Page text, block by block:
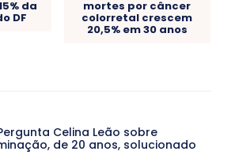
da
DF
mortes por câncer
colorretal crescem
20,5% em 30 anos
Esplanadumas
Crônica Política Crônicas
e Tal
DANÇA Dengue
Denuncia
DESTAQUE DF
DESTAQUE SAÚDE
Celina Leão sobre
de 20 anos, solucionado